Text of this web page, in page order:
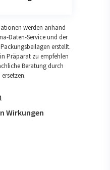
werden anhand
Daten-Service und der
erstellt.
Präparat zu empfehlen
Beratung durch
Wirkungen